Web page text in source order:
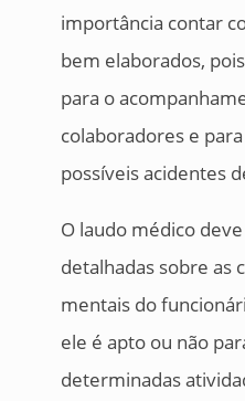
importância contar
bem elaborados,
para o
colaboradores e
possíveis acidentes
O laudo médico
detalhadas sobre as
mentais do
ele é apto ou não
determinadas